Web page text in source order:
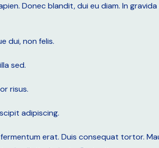
Donec blandit, dui eu diam. In
dui, non felis.
sed.
risus.
adipiscing.
erat. Duis consequat tortor.